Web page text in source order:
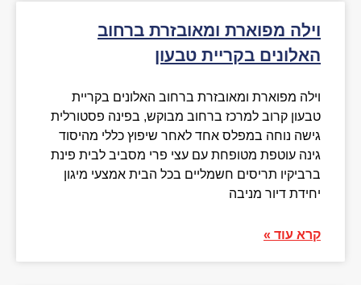
וילה מפוארת ומאובזרת ברחוב
האלונים בקריית טבעון
וילה מפוארת ומאובזרת ברחוב האלונים בקריית
טבעון קרוב למרכז ברחוב מבוקש, בפינה פסטורלית
גישה נוחה במפלס אחד לאחר שיפוץ כללי מהיסוד
גינה עוטפת מטופחת עם עצי פרי מסביב לבית פינת
ברביקיו תריסים חשמליים בכל הבית אמצעי מיגון
יחידת דיור מניבה
קרא עוד »